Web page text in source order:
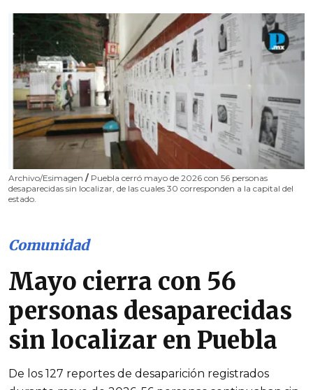
Archivo/Esimagen / Puebla cerró mayo de 2026 con 56 personas
desaparecidas sin localizar, de las cuales 30 corresponden a la capital del
estado.
Comunidad
Mayo cierra con 56
personas desaparecidas
sin localizar en Puebla
De los 127 reportes de desaparición registrados